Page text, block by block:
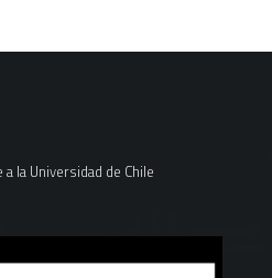
la Universidad de Chile